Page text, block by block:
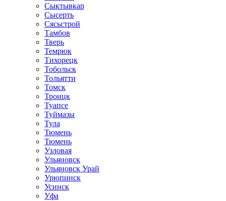
Сыктывкар
Сысерть
Сясьстрой
Тамбов
Тверь
Темрюк
Тихорецк
Тобольск
Тольятти
Томск
Троицк
Туапсе
Туймазы
Тула
Тюмень
Тюмень
Узловая
Ульяновск
Ульяновск Урай
Урюпинск
Усинск
Уфа